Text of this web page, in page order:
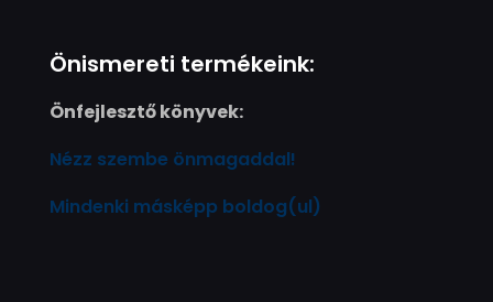
Önismereti termékeink:
Önfejlesztő könyvek:
Nézz szembe önmagaddal!
Mindenki másképp boldog(ul)